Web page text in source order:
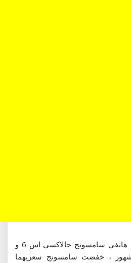
بعد اسابيع قليلة من طرح هاتفي سامسونج جالاكسي اس 6 و
شهور ، خفضت سامسونج سعريهما